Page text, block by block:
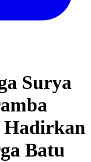
Surya
Hadirkan
Batu